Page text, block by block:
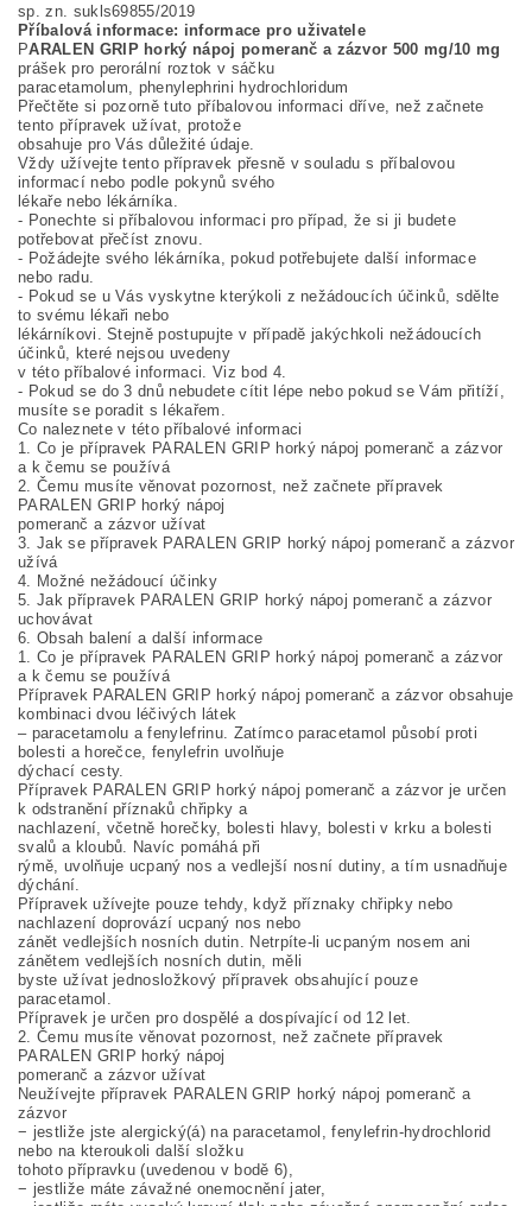
sp. zn. sukls69855/2019
Příbalová informace: informace pro uživatele
PARALEN GRIP horký nápoj pomeranč a zázvor 500 mg/10 mg
prášek pro perorální roztok v sáčku
paracetamolum, phenylephrini hydrochloridum
Přečtěte si pozorně tuto příbalovou informaci dříve, než začnete
tento přípravek užívat, protože
obsahuje pro Vás důležité údaje.
Vždy užívejte tento přípravek přesně v souladu s příbalovou
informací nebo podle pokynů svého
lékaře nebo lékárníka.
- Ponechte si příbalovou informaci pro případ, že si ji budete
potřebovat přečíst znovu.
- Požádejte svého lékárníka, pokud potřebujete další informace
nebo radu.
- Pokud se u Vás vyskytne kterýkoli z nežádoucích účinků, sdělte
to svému lékaři nebo
lékárníkovi. Stejně postupujte v případě jakýchkoli nežádoucích
účinků, které nejsou uvedeny
v této příbalové informaci. Viz bod 4.
- Pokud se do 3 dnů nebudete cítit lépe nebo pokud se Vám přitíží,
musíte se poradit s lékařem.
Co naleznete v této příbalové informaci
1. Co je přípravek PARALEN GRIP horký nápoj pomeranč a zázvor
a k čemu se používá
2. Čemu musíte věnovat pozornost, než začnete přípravek
PARALEN GRIP horký nápoj
pomeranč a zázvor užívat
3. Jak se přípravek PARALEN GRIP horký nápoj pomeranč a zázvor
užívá
4. Možné nežádoucí účinky
5. Jak přípravek PARALEN GRIP horký nápoj pomeranč a zázvor
uchovávat
6. Obsah balení a další informace
1. Co je přípravek PARALEN GRIP horký nápoj pomeranč a zázvor
a k čemu se používá
Přípravek PARALEN GRIP horký nápoj pomeranč a zázvor obsahuje
kombinaci dvou léčivých látek
– paracetamolu a fenylefrinu. Zatímco paracetamol působí proti
bolesti a horečce, fenylefrin uvolňuje
dýchací cesty.
Přípravek PARALEN GRIP horký nápoj pomeranč a zázvor je určen
k odstranění příznaků chřipky a
nachlazení, včetně horečky, bolesti hlavy, bolesti v krku a bolesti
svalů a kloubů. Navíc pomáhá při
rýmě, uvolňuje ucpaný nos a vedlejší nosní dutiny, a tím usnadňuje
dýchání.
Přípravek užívejte pouze tehdy, když příznaky chřipky nebo
nachlazení doprovází ucpaný nos nebo
zánět vedlejších nosních dutin. Netrpíte-li ucpaným nosem ani
zánětem vedlejších nosních dutin, měli
byste užívat jednosložkový přípravek obsahující pouze
paracetamol.
Přípravek je určen pro dospělé a dospívající od 12 let.
2. Čemu musíte věnovat pozornost, než začnete přípravek
PARALEN GRIP horký nápoj
pomeranč a zázvor užívat
Neužívejte přípravek PARALEN GRIP horký nápoj pomeranč a
zázvor
− jestliže jste alergický(á) na paracetamol, fenylefrin-hydrochlorid
nebo na kteroukoli další složku
tohoto přípravku (uvedenou v bodě 6),
− jestliže máte závažné onemocnění jater,